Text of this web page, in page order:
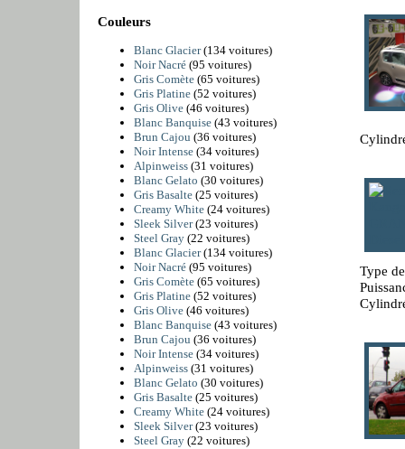
Type
Couleurs
Blanc Glacier(134 voitures)
Noir Nacré(95 voitures)
Gris Comète(65 voitures)
Gris Platine(52 voitures)
Gris Olive(46 voitures)
Blanc Banquise(43 voitures)
Brun Cajou (36 voitures)
Noir Intense(34 voitures)
Alpinweiss(31 voitures)
Blanc Gelato (30 voitures)
Gris Basalte(25 voitures)
Creamy White(24 voitures)
Sleek Silver(23 voitures)
Steel Gray(22 voitures)
Blanc Glacier(134 voitures)
Noir Nacré(95 voitures)
Gris Comète(65 voitures)
Gris Platine(52 voitures)
Gris Olive(46 voitures)
Blanc Banquise(43 voitures)
Brun Cajou (36 voitures)
Noir Intense(34 voitures)
Alpinweiss(31 voitures)
Blanc Gelato (30 voitures)
Gris Basalte(25 voitures)
Creamy White(24 voitures)
Sleek Silver(23 voitures)
Steel Gray(22 voitures)